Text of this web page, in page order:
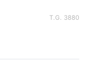
T.G. 3880